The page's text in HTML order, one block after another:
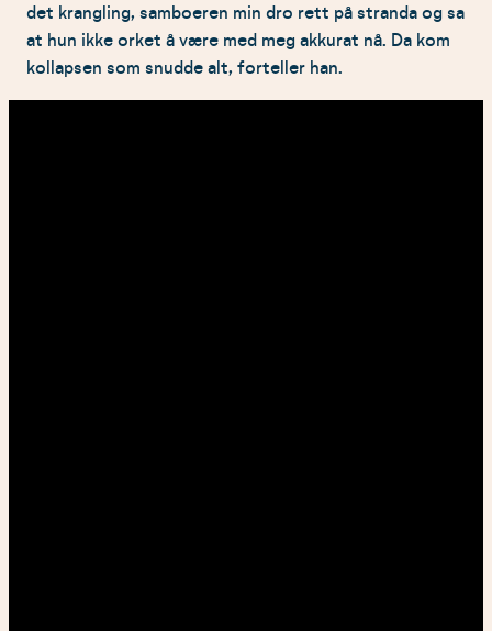
det krangling, samboeren min dro rett på stranda og sa
at hun ikke orket å være med meg akkurat nå. Da kom
kollapsen som snudde alt, forteller han.